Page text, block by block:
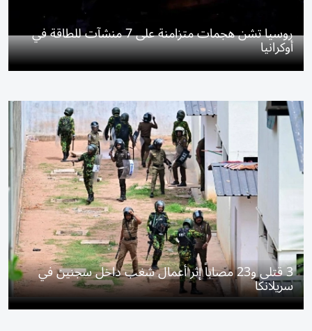
روسيا تشن هجمات متزامنة على 7 منشآت للطاقة في
أوكرانيا
3 قتلى و23 مصاباً إثر أعمال شغب داخل سجنين في
سريلانكا